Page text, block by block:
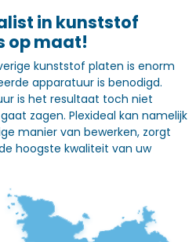
in kunststof
op maat!
kunststof platen is enorm
apparatuur is benodigd.
is het resultaat toch niet
zagen. Plexideal kan namelijk
manier van bewerken, zorgt
hoogste kwaliteit van uw